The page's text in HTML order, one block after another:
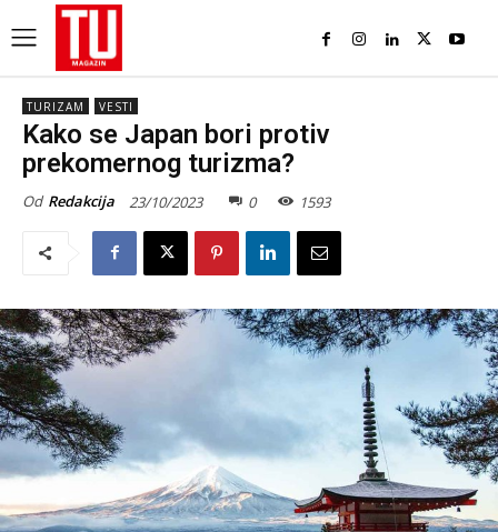
TURIZAM VESTI
Kako se Japan bori protiv
prekomernog turizma?
Od Redakcija 23/10/2023 0 1593